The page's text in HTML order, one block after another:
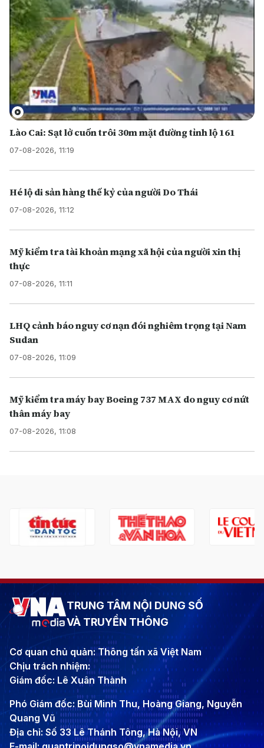
Lào Cai: Sạt lở cuốn trôi 30m mặt đường tỉnh lộ 161
07-08-2026, 11:19
Hé lộ di sản hàng thế kỷ của người Do Thái
07-08-2026, 11:12
Mỹ kiểm tra tài khoản mạng xã hội của người xin thị
thực
07-08-2026, 11:11
LHQ cảnh báo nguy cơ nạn đói nghiêm trọng tại Nam
Sudan
07-08-2026, 11:09
Mỹ kiểm tra máy bay Boeing 737 MAX do nguy cơ nứt
thân máy bay
07-08-2026, 11:08
TRUNG TÂM NỘI DUNG SỐ
VÀ TRUYỀN THÔNG
Cơ quan chủ quản: Thông tấn xã Việt Nam
Chịu trách nhiệm:
Giám đốc: Lê Xuân Thành
Phó Giám đốc: Bùi Minh Thu, Hoàng Giang, Nguyễn
Quang Vũ
Địa chỉ: Số 33 Lê Thánh Tông, Hà Nội, VN